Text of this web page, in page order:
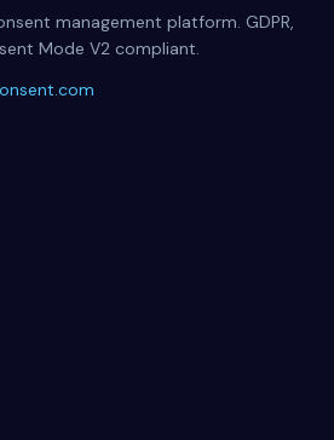
management platform. GDPR,
Mode V2 compliant.